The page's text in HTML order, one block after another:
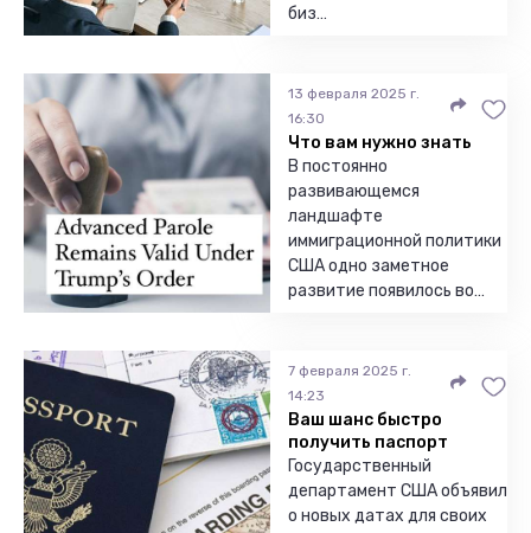
биз…
13 февраля 2025 г.
16:30
Что вам нужно знать
В постоянно
развивающемся
ландшафте
иммиграционной политики
США одно заметное
развитие появилось во…
7 февраля 2025 г.
14:23
Ваш шанс быстро
получить паспорт
Государственный
департамент США объявил
о новых датах для своих